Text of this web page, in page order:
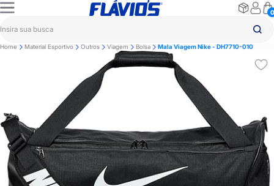
0
Home Material Esportivo Outros Viagem Bolsa Mala Viagem Nike - DH7710-010